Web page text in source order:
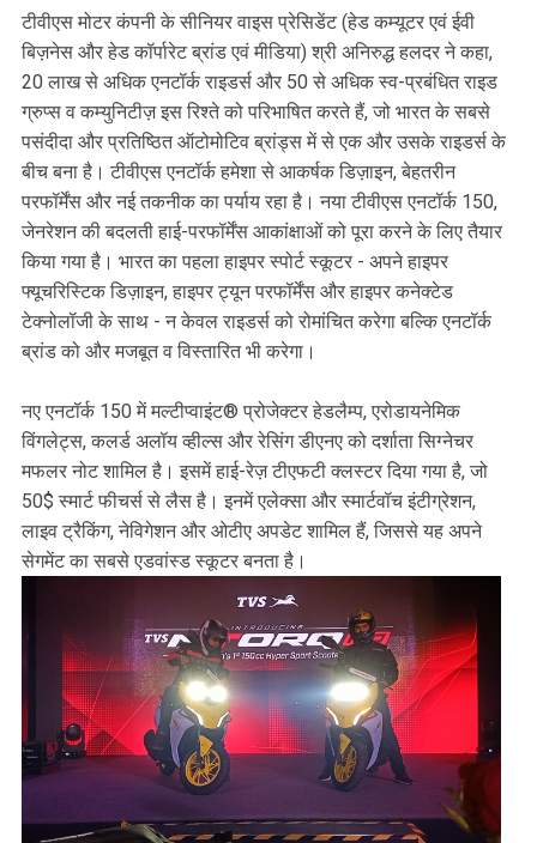
टीवीएस मोटर कंपनी के सीनियर वाइस प्रेसिडेंट (हेड कम्यूटर एवं ईवी
बिज़नेस और हेड कॉर्पारेट ब्रांड एवं मीडिया) श्री अनिरुद्ध हलदर ने कहा,
20 लाख से अधिक एनटॉर्क राइडर्स और 50 से अधिक स्व-प्रबंधित राइड
ग्रुप्स व कम्युनिटीज़ इस रिश्ते को परिभाषित करते हैं, जो भारत के सबसे
पसंदीदा और प्रतिष्ठित ऑटोमोटिव ब्रांड्स में से एक और उसके राइडर्स के
बीच बना है। टीवीएस एनटॉर्क हमेशा से आकर्षक डिज़ाइन, बेहतरीन
परफॉर्मेंस और नई तकनीक का पर्याय रहा है। नया टीवीएस एनटॉर्क 150,
जेनरेशन की बदलती हाई-परफॉर्मेंस आकांक्षाओं को पूरा करने के लिए तैयार
किया गया है। भारत का पहला हाइपर स्पोर्ट स्कूटर - अपने हाइपर
फ्यूचरिस्टिक डिज़ाइन, हाइपर ट्यून परफॉर्मेंस और हाइपर कनेक्टेड
टेक्नोलॉजी के साथ - न केवल राइडर्स को रोमांचित करेगा बल्कि एनटॉर्क
ब्रांड को और मजबूत व विस्तारित भी करेगा।
नए एनटॉर्क 150 में मल्टीप्वाइंट® प्रोजेक्टर हेडलैम्प, एरोडायनेमिक
विंगलेट्स, कलर्ड अलॉय व्हील्स और रेसिंग डीएनए को दर्शाता सिग्नेचर
मफलर नोट शामिल है। इसमें हाई-रेज़ टीएफटी क्लस्टर दिया गया है, जो
50$ स्मार्ट फीचर्स से लैस है। इनमें एलेक्सा और स्मार्टवॉच इंटीग्रेशन,
लाइव ट्रैकिंग, नेविगेशन और ओटीए अपडेट शामिल हैं, जिससे यह अपने
सेगमेंट का सबसे एडवांस्ड स्कूटर बनता है।